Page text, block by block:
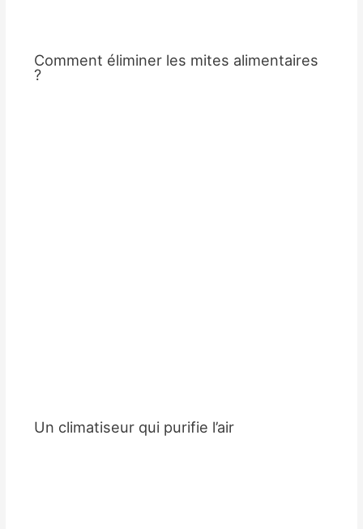
Comment éliminer les mites alimentaires
?
Un climatiseur qui purifie l’air